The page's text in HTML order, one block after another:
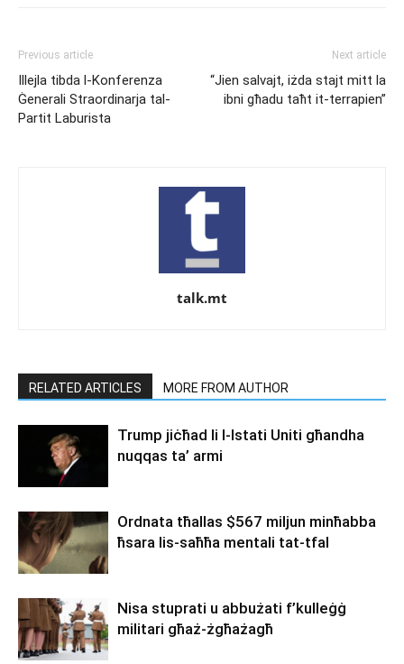
Previous article
Illejla tibda l-Konferenza
Ġenerali Straordinarja tal-
Partit Laburista
Next article
“Jien salvajt, iżda stajt mitt la
ibni għadu taħt it-terrapien”
talk.mt
RELATED ARTICLES MORE FROM AUTHOR
Trump jiċħad li l-Istati Uniti għandha
nuqqas ta’ armi
Ordnata tħallas $567 miljun minħabba
ħsara lis-saħħa mentali tat-tfal
Nisa stuprati u abbużati f’kulleġġ
militari għaż-żgħażagħ